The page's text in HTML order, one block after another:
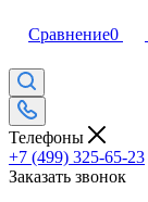
Сравнение0
Телефоны
+7 (499) 325-65-23
Заказать звонок